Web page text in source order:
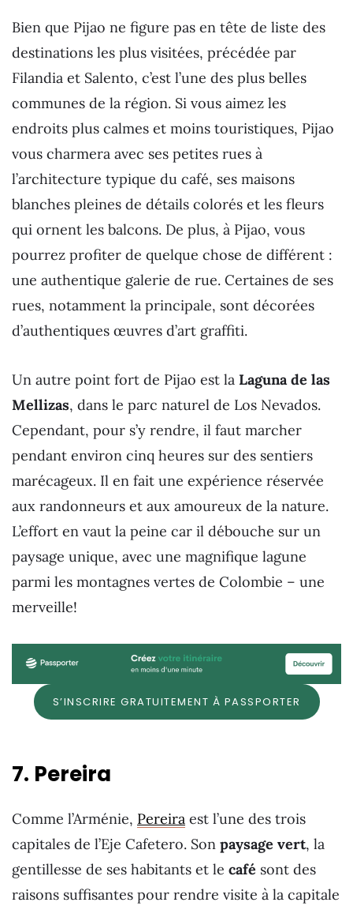
Bien que Pijao ne figure pas en tête de liste des
destinations les plus visitées, précédée par
Filandia et Salento, c’est l’une des plus belles
communes de la région. Si vous aimez les
endroits plus calmes et moins touristiques, Pijao
vous charmera avec ses petites rues à
l’architecture typique du café, ses maisons
blanches pleines de détails colorés et les fleurs
qui ornent les balcons. De plus, à Pijao, vous
pourrez profiter de quelque chose de différent :
une authentique galerie de rue. Certaines de ses
rues, notamment la principale, sont décorées
d’authentiques œuvres d’art graffiti.
Un autre point fort de Pijao est la Laguna de las
Mellizas, dans le parc naturel de Los Nevados.
Cependant, pour s’y rendre, il faut marcher
pendant environ cinq heures sur des sentiers
marécageux. Il en fait une expérience réservée
aux randonneurs et aux amoureux de la nature.
L’effort en vaut la peine car il débouche sur un
paysage unique, avec une magnifique lagune
parmi les montagnes vertes de Colombie – une
merveille!
S’INSCRIRE GRATUITEMENT À PASSPORTER
7. Pereira
Comme l’Arménie, Pereira est l’une des trois
capitales de l’Eje Cafetero. Son paysage vert, la
gentillesse de ses habitants et le café sont des
raisons suffisantes pour rendre visite à la capitale